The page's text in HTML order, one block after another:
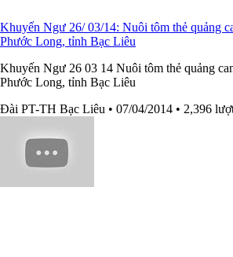
Khuyến Ngư 26/ 03/14: Nuôi tôm thẻ quảng
Phước Long, tỉnh Bạc Liêu
Khuyến Ngư 26 03 14 Nuôi tôm thẻ quảng
Phước Long, tỉnh Bạc Liêu
Đài PT-TH Bạc Liêu • 07/04/2014 • 2,396